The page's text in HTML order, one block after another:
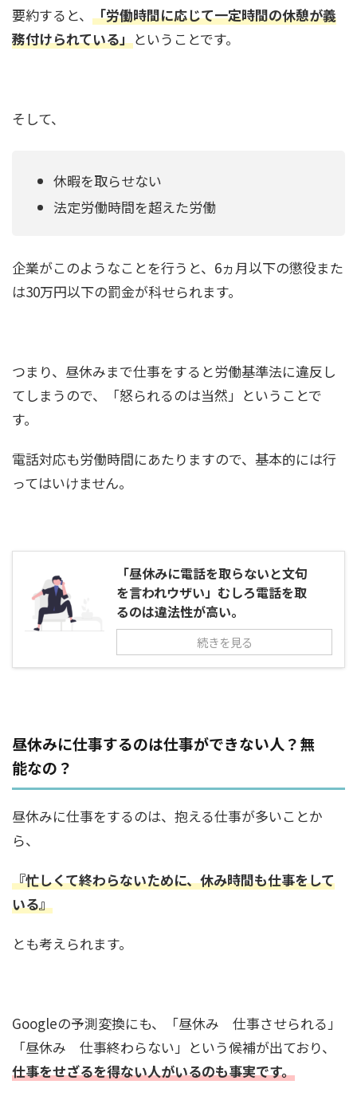
要約すると、 「労働時間に応じて一定時間の休憩が義
務付けられている」ということです。
そして、
休暇を取らせない
法定労働時間を超えた労働
企業がこのようなことを行うと、6ヵ月以下の懲役また
は30万円以下の罰金が科せられます。
つまり、昼休みまで仕事をすると労働基準法に違反し
てしまうので、「怒られるのは当然」ということで
す。
電話対応も労働時間にあたりますので、基本的には行
ってはいけません。
「昼休みに電話を取らないと文句
を言われウザい」むしろ電話を取
るのは違法性が高い。
続きを見る
昼休みに仕事するのは仕事ができない人？無
能なの？
昼休みに仕事をするのは、抱える仕事が多いことか
ら、
『忙しくて終わらないために、休み時間も仕事をして
いる』
とも考えられます。
Googleの予測変換にも、「昼休み 仕事させられる」
「昼休み 仕事終わらない」という候補が出ており、
仕事をせざるを得ない人がいるのも事実です。